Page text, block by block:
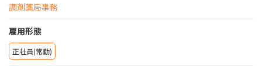
調剤薬局事務
雇用形態
正社員(常勤)